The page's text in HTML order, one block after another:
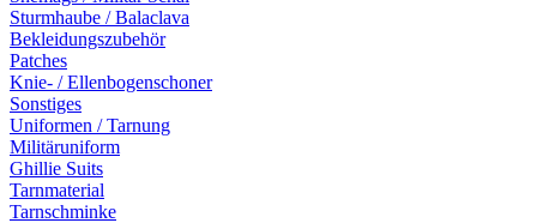
Sturmhaube / Balaclava
Bekleidungszubehör
Patches
Knie- / Ellenbogenschoner
Sonstiges
Uniformen / Tarnung
Militäruniform
Ghillie Suits
Tarnmaterial
Tarnschminke